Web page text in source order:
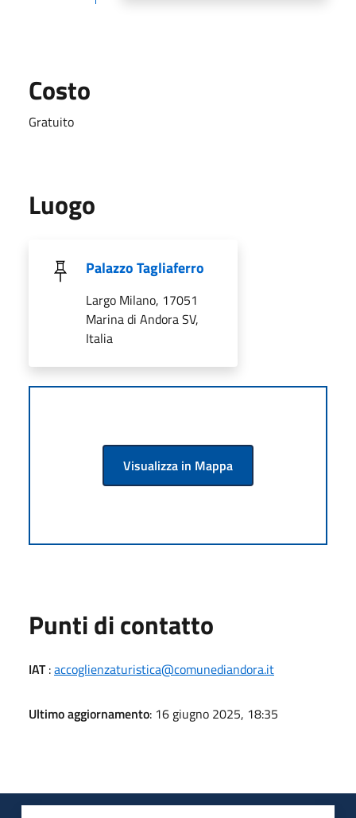
Costo
Gratuito
Luogo
Palazzo Tagliaferro
Largo Milano, 17051
Marina di Andora SV,
Italia
Visualizza in Mappa
Punti di contatto
IAT:accoglienzaturistica@comunediandora.it
Ultimo aggiornamento: 16 giugno 2025, 18:35